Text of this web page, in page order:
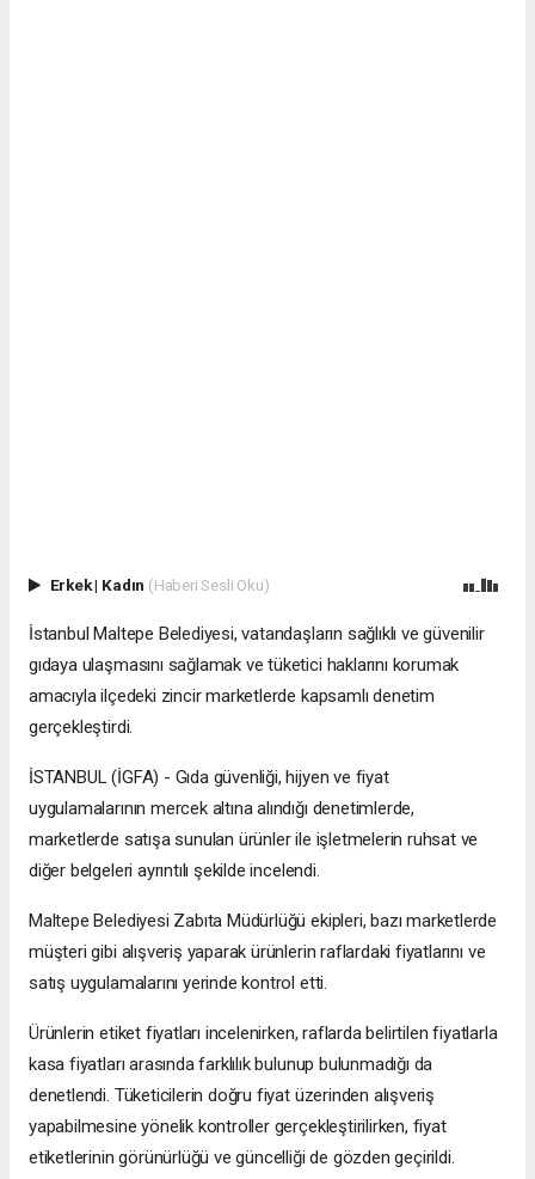
Erkek| Kadın (Haberi Sesli Oku)
İstanbul Maltepe Belediyesi, vatandaşların sağlıklı ve güvenilir
gıdaya ulaşmasını sağlamak ve tüketici haklarını korumak
amacıyla ilçedeki zincir marketlerde kapsamlı denetim
gerçekleştirdi.
İSTANBUL (İGFA) - Gıda güvenliği, hijyen ve fiyat
uygulamalarının mercek altına alındığı denetimlerde,
marketlerde satışa sunulan ürünler ile işletmelerin ruhsat ve
diğer belgeleri ayrıntılı şekilde incelendi.
Maltepe Belediyesi Zabıta Müdürlüğü ekipleri, bazı marketlerde
müşteri gibi alışveriş yaparak ürünlerin raflardaki fiyatlarını ve
satış uygulamalarını yerinde kontrol etti.
Ürünlerin etiket fiyatları incelenirken, raflarda belirtilen fiyatlarla
kasa fiyatları arasında farklılık bulunup bulunmadığı da
denetlendi. Tüketicilerin doğru fiyat üzerinden alışveriş
yapabilmesine yönelik kontroller gerçekleştirilirken, fiyat
etiketlerinin görünürlüğü ve güncelliği de gözden geçirildi.